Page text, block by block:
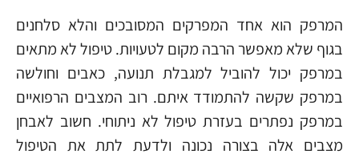
המרפק הוא אחד המפרקים המסובכים והלא סלחנים
בגוף שלא מאפשר הרבה מקום לטעויות. טיפול לא מתאים
במרפק יכול להוביל למגבלת תנועה, כאבים וחולשה
במרפק שקשה להתמודד איתם. רוב המצבים הרפואיים
במרפק נפתרים בעזרת טיפול לא ניתוחי. חשוב לאבחן
מצבים אלה בצורה נכונה ולדעת לתת את הטיפול